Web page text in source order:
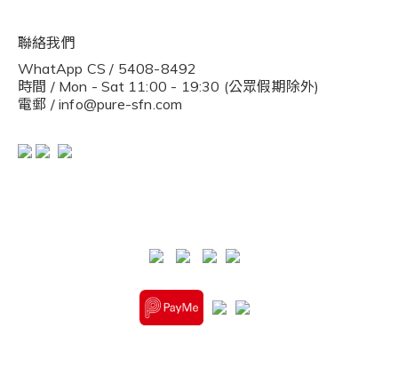
聯絡我們
WhatApp CS / 5408-8492
時間 / Mon - Sat 11:00 - 19:30 (公眾假期除外)
電郵 / info@pure-sfn.com